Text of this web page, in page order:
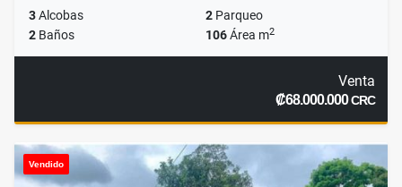
3Alcobas 2 Parqueo
2 Baños 106Área m2
Venta
₡68.000.000CRC
Vendido